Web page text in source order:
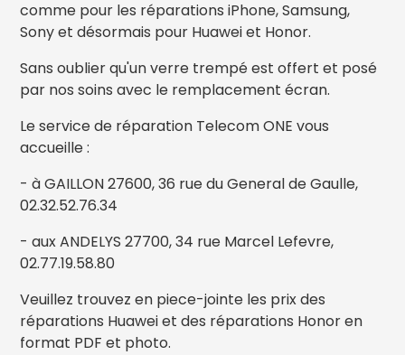
comme pour les réparations iPhone, Samsung,
Sony et désormais pour Huawei et Honor.
Sans oublier qu'un verre trempé est offert et posé
par nos soins avec le remplacement écran.
Le service de réparation Telecom ONE vous
accueille :
- à GAILLON 27600, 36 rue du General de Gaulle,
02.32.52.76.34
- aux ANDELYS 27700, 34 rue Marcel Lefevre,
02.77.19.58.80
Veuillez trouvez en piece-jointe les prix des
réparations Huawei et des réparations Honor en
format PDF et photo.